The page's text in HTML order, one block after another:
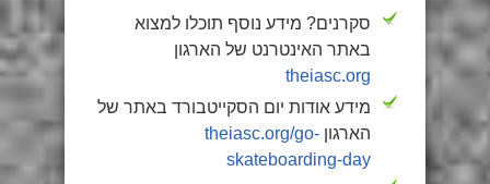
סקרנים? מידע נוסף תוכלו למצוא
באתר האינטרנט של הארגון
theiasc.org
מידע אודות יום הסקייטבורד באתר של
הארגון theiasc.org/go-
skateboarding-day